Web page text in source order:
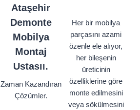
Ataşehir
Demonte
Mobilya
Montaj
Ustasıı.
Zaman Kazandıran
Çözümler.
Her bir mobilya
parçasını azami
özenle ele alıyor,
her bileşenin
üreticinin
özelliklerine göre
monte edilmesini
veya sökülmesini